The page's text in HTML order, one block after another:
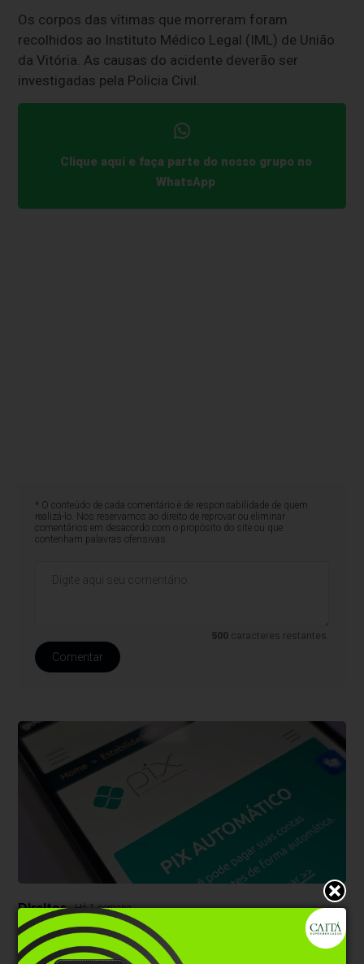
Os corpos das vítimas que morreram foram
recolhidos ao Instituto Médico Legal (IML) de União
da Vitória. As causas do acidente deverão ser
investigadas pela Polícia Civil.
Clique aqui e faça parte do nosso grupo no
WhatsApp
* O conteúdo de cada comentário é de responsabilidade de quem
realizá-lo. Nos reservamos ao direito de reprovar ou eliminar
comentários em desacordo com o propósito do site ou que
contenham palavras ofensivas.
500 caracteres restantes.
Comentar
Direitos Há 1 semana
Sancionada lei do ‘Pix Pensão’ que permite
desconto automático do benefício